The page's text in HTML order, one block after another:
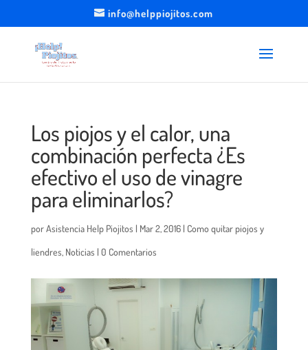
info@helppiojitos.com
Los piojos y el calor, una
combinación perfecta ¿Es
efectivo el uso de vinagre
para eliminarlos?
porAsistencia Help Piojitos | Mar 2, 2016| Como quitar piojos y
liendres, Noticias | 0 Comentarios